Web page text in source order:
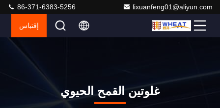
lixuanfeng01@aliyun.com
86-371-6383-5256
إقتباس
غلوتين القمح الحيوي